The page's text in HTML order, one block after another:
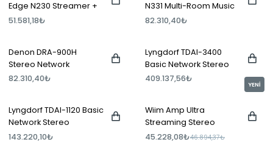
Edge N230 Streamer +
Amplifikatör
51.581,18₺
N331 Multi-Room Music
Streaming Amplifier
82.310,40₺
Denon DRA-900H
Stereo Network
Receiver Gri
82.310,40₺
Lyngdorf TDAI-3400
Basic Network Stereo
Amplifier
409.137,56₺
Lyngdorf TDAI-1120 Basic
Network Stereo
Amplifier
143.220,10₺
YENİ
Wiim Amp Ultra
Streaming Stereo
Amplifier Space Grey
45.228,08₺46.894,37₺